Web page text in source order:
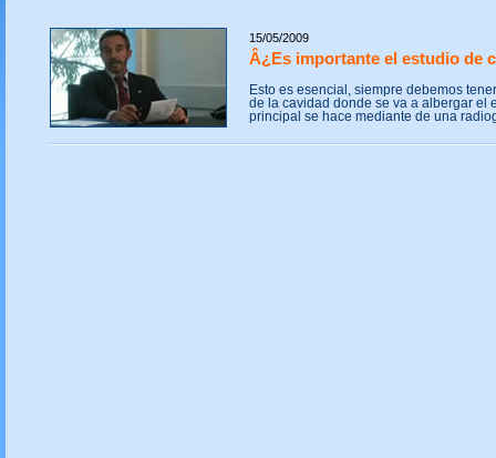
15/05/2009
Â¿Es importante el estudio de
Esto es esencial, siempre debemos
de la cavidad donde se va a albergar el
principal se hace mediante de una